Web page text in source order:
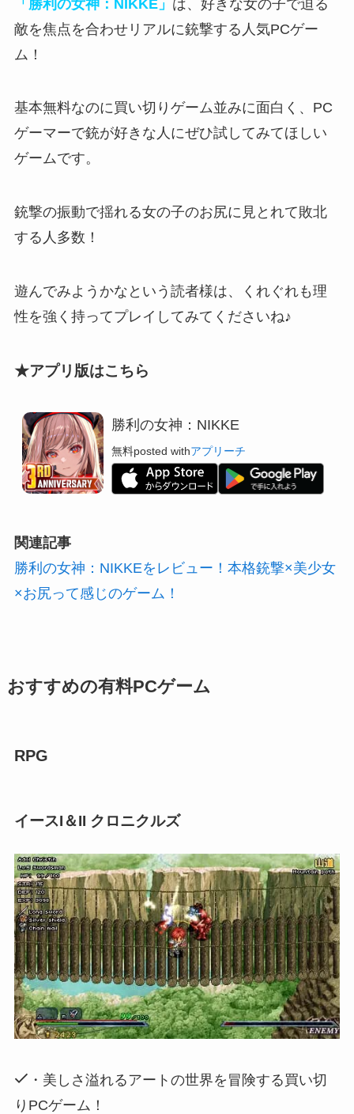
「勝利の女神：NIKKE」 は、好きな女の子で迫る
敵を焦点を合わせリアルに銃撃する人気PCゲー
ム！
基本無料なのに買い切りゲーム並みに面白く、 PC
ゲーマーで銃が好きな人にぜひ試してみてほしい
ゲームです。
銃撃の振動で揺れる女の子のお尻に見とれて敗北
する人多数！
遊んでみようかなという読者様は、くれぐれも理
性を強く持ってプレイしてみてくださいね♪
★アプリ版はこちら
勝利の女神：NIKKE
無料posted withアプリーチ
関連記事
勝利の女神：NIKKEをレビュー！本格銃撃×美少女
×お尻って感じのゲーム！
おすすめの有料PCゲーム
RPG
イースI＆II クロニクルズ
・美しさ溢れるアートの世界を冒険する買い切
りPCゲーム！